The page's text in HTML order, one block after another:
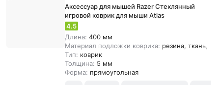
Аксессуар для мышей Razer Стеклянный
игровой коврик для мыши Atlas
4.5
Длина: 400 мм
Материал подложки коврика: резина, ткань,
Тип: коврик
Толщина: 5 мм
Форма: прямоугольная